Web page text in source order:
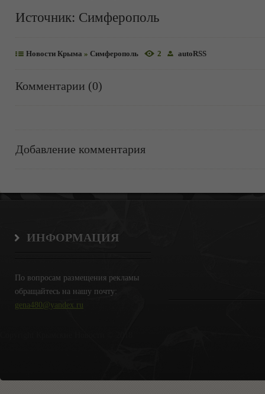
Источник: Симферополь
Новости Крыма » Симферополь 2 autoRSS
Комментарии (0)
Добавление комментария
ИНФОРМАЦИЯ
По вопросам размещения рекламы
обращайтесь на нашу почту:
gena480@yandex.ru